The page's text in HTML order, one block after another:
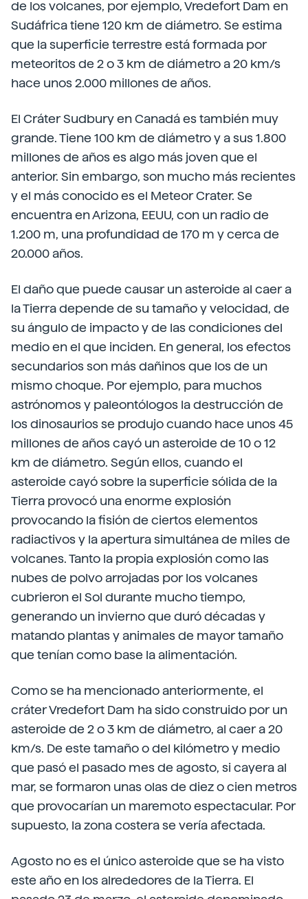
de los volcanes, por ejemplo, Vredefort Dam en
Sudáfrica tiene 120 km de diámetro. Se estima
que la superficie terrestre está formada por
meteoritos de 2 o 3 km de diámetro a 20 km/s
hace unos 2.000 millones de años.
El Cráter Sudbury en Canadá es también muy
grande. Tiene 100 km de diámetro y a sus 1.800
millones de años es algo más joven que el
anterior. Sin embargo, son mucho más recientes
y el más conocido es el Meteor Crater. Se
encuentra en Arizona, EEUU, con un radio de
1.200 m, una profundidad de 170 m y cerca de
20.000 años.
El daño que puede causar un asteroide al caer a
la Tierra depende de su tamaño y velocidad, de
su ángulo de impacto y de las condiciones del
medio en el que inciden. En general, los efectos
secundarios son más dañinos que los de un
mismo choque. Por ejemplo, para muchos
astrónomos y paleontólogos la destrucción de
los dinosaurios se produjo cuando hace unos 45
millones de años cayó un asteroide de 10 o 12
km de diámetro. Según ellos, cuando el
asteroide cayó sobre la superficie sólida de la
Tierra provocó una enorme explosión
provocando la fisión de ciertos elementos
radiactivos y la apertura simultánea de miles de
volcanes. Tanto la propia explosión como las
nubes de polvo arrojadas por los volcanes
cubrieron el Sol durante mucho tiempo,
generando un invierno que duró décadas y
matando plantas y animales de mayor tamaño
que tenían como base la alimentación.
Como se ha mencionado anteriormente, el
cráter Vredefort Dam ha sido construido por un
asteroide de 2 o 3 km de diámetro, al caer a 20
km/s. De este tamaño o del kilómetro y medio
que pasó el pasado mes de agosto, si cayera al
mar, se formaron unas olas de diez o cien metros
que provocarían un maremoto espectacular. Por
supuesto, la zona costera se vería afectada.
Agosto no es el único asteroide que se ha visto
este año en los alrededores de la Tierra. El